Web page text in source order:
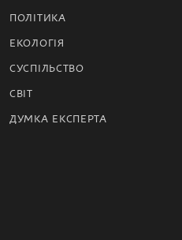
ПОЛІТИКА
ЕКОЛОГІЯ
СУСПІЛЬСТВО
СВІТ
ДУМКА ЕКСПЕРТА